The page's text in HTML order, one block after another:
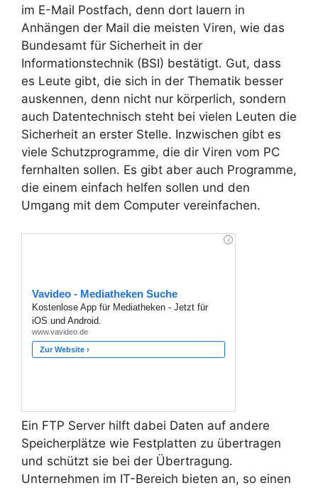
im E-Mail Postfach, denn dort lauern in
Anhängen der Mail die meisten Viren, wie das
Bundesamt für Sicherheit in der
Informationstechnik (BSI) bestätigt. Gut, dass
es Leute gibt, die sich in der Thematik besser
auskennen, denn nicht nur körperlich, sondern
auch Datentechnisch steht bei vielen Leuten die
Sicherheit an erster Stelle. Inzwischen gibt es
viele Schutzprogramme, die dir Viren vom PC
fernhalten sollen. Es gibt aber auch Programme,
die einem einfach helfen sollen und den
Umgang mit dem Computer vereinfachen.
Ein FTP Server hilft dabei Daten auf andere
Speicherplätze wie Festplatten zu übertragen
und schützt sie bei der Übertragung.
Unternehmen im IT-Bereich bieten an, so einen